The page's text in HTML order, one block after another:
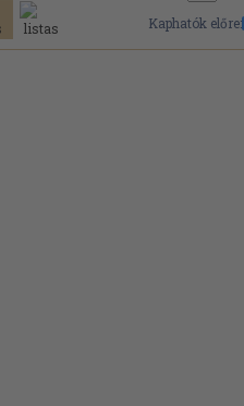
Kaphatók előre: